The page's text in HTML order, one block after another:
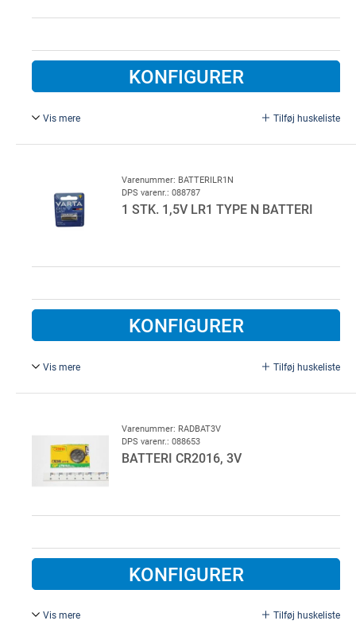
KONFIGURER
Vis mere Tilføj huskeliste
Varenummer: BATTERILR1N
DPS varenr.: 088787
1 STK. 1,5V LR1 TYPE N BATTERI
KONFIGURER
Vis mere Tilføj huskeliste
Varenummer: RADBAT3V
DPS varenr.: 088653
BATTERI CR2016, 3V
KONFIGURER
Vis mere Tilføj huskeliste